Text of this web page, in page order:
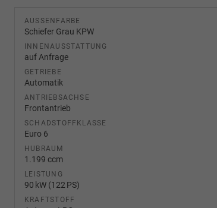
AUSSENFARBE
Schiefer Grau KPW
INNENAUSSTATTUNG
auf Anfrage
GETRIEBE
Automatik
ANTRIEBSACHSE
Frontantrieb
SCHADSTOFFKLASSE
Euro 6
HUBRAUM
1.199 ccm
LEISTUNG
90 kW (122 PS)
KRAFTSTOFF